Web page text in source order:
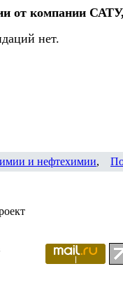
от компании
нет.
и нефтехимии,